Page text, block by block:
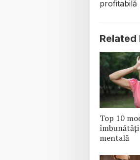
profitabilă
Related
Top 10
mentală